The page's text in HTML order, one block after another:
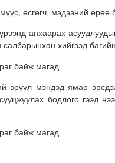
анхаарах
хийгээд
мэндэд ямар
бодлого гээд